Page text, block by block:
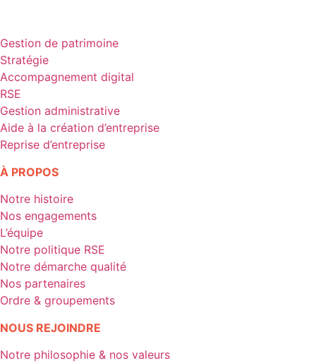
Gestion de patrimoine
Stratégie
Accompagnement digital
RSE
Gestion administrative
Aide à la création d’entreprise
Reprise d’entreprise
À PROPOS
Notre histoire
Nos engagements
L’équipe
Notre politique RSE
Notre démarche qualité
Nos partenaires
Ordre & groupements
NOUS REJOINDRE
Notre philosophie & nos valeurs